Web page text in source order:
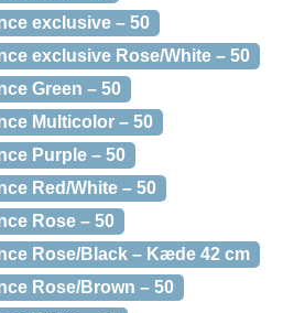
exclusive – 50
exclusive Rose/White – 50
Green – 50
Multicolor – 50
Purple – 50
Red/White – 50
Rose – 50
Rose/Black – Kæde 42 cm
Rose/Brown – 50